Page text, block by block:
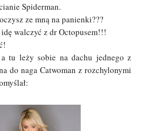
Spiderman.
ze mną na panienki???
walczyć z dr Octopusem!!!
tu leży sobie na dachu jednego z
do naga Catwoman z rozchylonymi